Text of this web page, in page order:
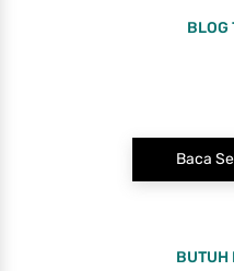
BLOG
Baca
BUTUH